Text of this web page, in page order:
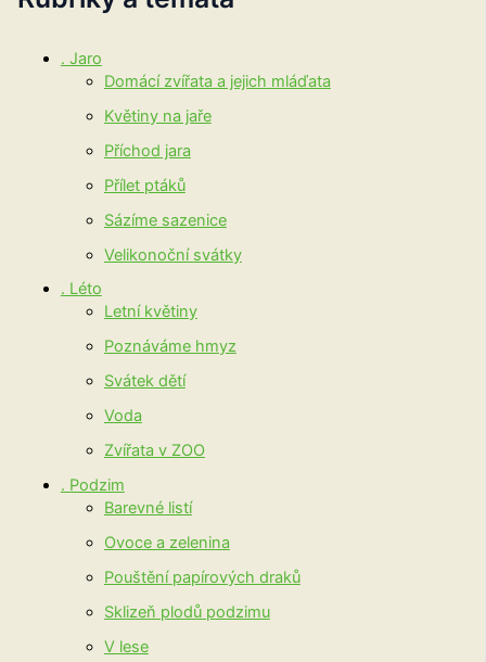
. Jaro
Domácí zvířata a jejich mláďata
Květiny na jaře
Příchod jara
Přílet ptáků
Sázíme sazenice
Velikonoční svátky
. Léto
Letní květiny
Poznáváme hmyz
Svátek dětí
Voda
Zvířata v ZOO
. Podzim
Barevné listí
Ovoce a zelenina
Pouštění papírových draků
Sklizeň plodů podzimu
V lese